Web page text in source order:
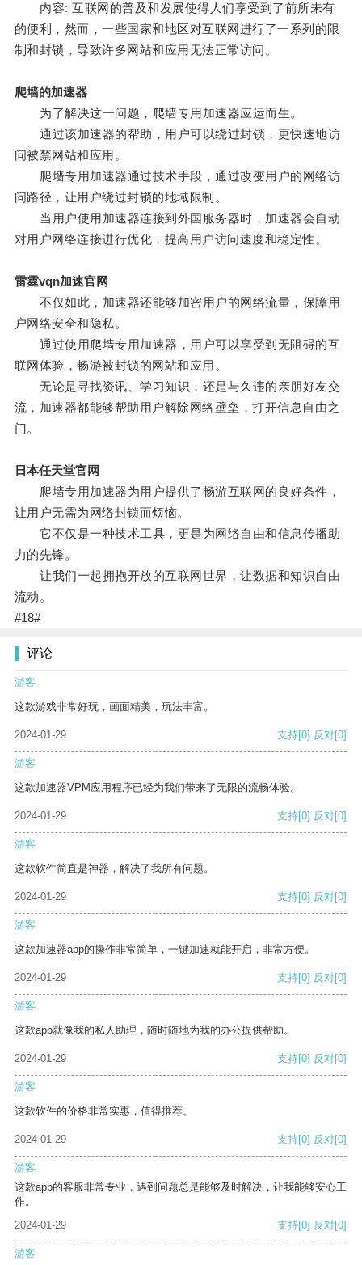
内容: 互联网的普及和发展使得人们享受到了前所未有
的便利，然而，一些国家和地区对互联网进行了一系列的限
制和封锁，导致许多网站和应用无法正常访问。
爬墙的加速器
为了解决这一问题，爬墙专用加速器应运而生。
通过该加速器的帮助，用户可以绕过封锁，更快速地访
问被禁网站和应用。
爬墙专用加速器通过技术手段，通过改变用户的网络访
问路径，让用户绕过封锁的地域限制。
当用户使用加速器连接到外国服务器时，加速器会自动
对用户网络连接进行优化，提高用户访问速度和稳定性。
雷霆vqn加速官网
不仅如此，加速器还能够加密用户的网络流量，保障用
户网络安全和隐私。
通过使用爬墙专用加速器，用户可以享受到无阻碍的互
联网体验，畅游被封锁的网站和应用。
无论是寻找资讯、学习知识，还是与久违的亲朋好友交
流，加速器都能够帮助用户解除网络壁垒，打开信息自由之
门。
日本任天堂官网
爬墙专用加速器为用户提供了畅游互联网的良好条件，
让用户无需为网络封锁而烦恼。
它不仅是一种技术工具，更是为网络自由和信息传播助
力的先锋。
让我们一起拥抱开放的互联网世界，让数据和知识自由
流动。
#18#
评论
游客
这款游戏非常好玩，画面精美，玩法丰富。
2024-01-29 支持[0] 反对[0]
游客
这款加速器VPM应用程序已经为我们带来了无限的流畅体验。
2024-01-29 支持[0] 反对[0]
游客
这款软件简直是神器，解决了我所有问题。
2024-01-29 支持[0] 反对[0]
游客
这款加速器app的操作非常简单，一键加速就能开启，非常方便。
2024-01-29 支持[0] 反对[0]
游客
这款app就像我的私人助理，随时随地为我的办公提供帮助。
2024-01-29 支持[0] 反对[0]
游客
这款软件的价格非常实惠，值得推荐。
2024-01-29 支持[0] 反对[0]
游客
这款app的客服非常专业，遇到问题总是能够及时解决，让我能够安心工
作。
2024-01-29
支持[0] 反对[0]
游客